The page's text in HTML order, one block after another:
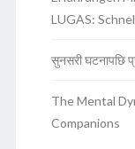
LUGAS:
सुनसरी घटनापछि
The Mental
Companions